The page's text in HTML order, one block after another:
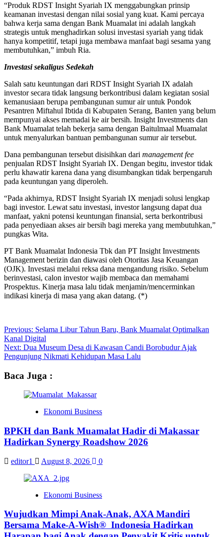
“Produk RDST Insight Syariah IX menggabungkan prinsip
keamanan investasi dengan nilai sosial yang kuat. Kami percaya
bahwa kerja sama dengan Bank Muamalat ini adalah langkah
strategis untuk menghadirkan solusi investasi syariah yang tidak
hanya kompetitif, tetapi juga membawa manfaat bagi sesama yang
membutuhkan,” imbuh Ria.
Investasi sekaligus Sedekah
Salah satu keuntungan dari RDST Insight Syariah IX adalah
investor secara tidak langsung berkontribusi dalam kegiatan sosial
kemanusiaan berupa pembangunan sumur air untuk Pondok
Pesantren Miftahul Ibtida di Kabupaten Serang, Banten yang belum
mempunyai akses memadai ke air bersih. Insight Investments dan
Bank Muamalat telah bekerja sama dengan Baitulmaal Muamalat
untuk menyalurkan bantuan pembangunan sumur air tersebut.
Dana pembangunan tersebut disisihkan dari management fee
penjualan RDST Insight Syariah IX. Dengan begitu, investor tidak
perlu khawatir karena dana yang disumbangkan tidak berpengaruh
pada keuntungan yang diperoleh.
“Pada akhirnya, RDST Insight Syariah IX menjadi solusi lengkap
bagi investor. Lewat satu investasi, investor langsung dapat dua
manfaat, yakni potensi keuntungan finansial, serta berkontribusi
pada penyediaan akses air bersih bagi mereka yang membutuhkan,”
pungkas Wita.
PT Bank Muamalat Indonesia Tbk dan PT Insight Investments
Management berizin dan diawasi oleh Otoritas Jasa Keuangan
(OJK). Investasi melalui reksa dana mengandung risiko. Sebelum
berinvestasi, calon investor wajib membaca dan memahami
Prospektus. Kinerja masa lalu tidak menjamin/mencerminkan
indikasi kinerja di masa yang akan datang. (*)
Post
navigation
Previous: Selama Libur Tahun Baru, Bank Muamalat Optimalkan
Kanal Digital
Next: Dua Museum Desa di Kawasan Candi Borobudur Ajak
Pengunjung Nikmati Kehidupan Masa Lalu
Baca Juga :
Ekonomi Business
BPKH dan Bank Muamalat Hadir di Makassar
Hadirkan Synergy Roadshow 2026
editor1 August 8, 2026 0
Ekonomi Business
Wujudkan Mimpi Anak-Anak, AXA Mandiri
Bersama Make-A-Wish® Indonesia Hadirkan